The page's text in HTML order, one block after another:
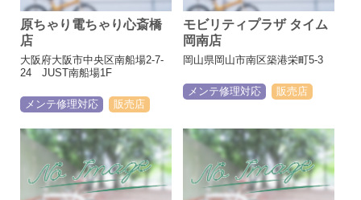
原ちゃり電ちゃり心斎橋
店
大阪府大阪市中央区南船場2-7-
24 JUST南船場1F
メンテ修理対応 販売店
モビリティプラザ タイム
岡南店
岡山県岡山市南区築港栄町5-3
メンテ修理対応 販売店